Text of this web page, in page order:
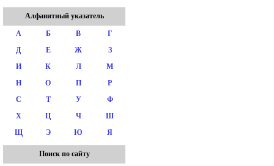
Алфавитный указатель
А Б В
Г
Д
Е Ж
З
И
К Л
М
Н
О П
Р
С
Т У
Ф
Х
Ц Ч
Ш
Щ
Э Ю Я
Поиск по сайту